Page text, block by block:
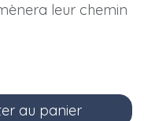
leur chemin
au panier